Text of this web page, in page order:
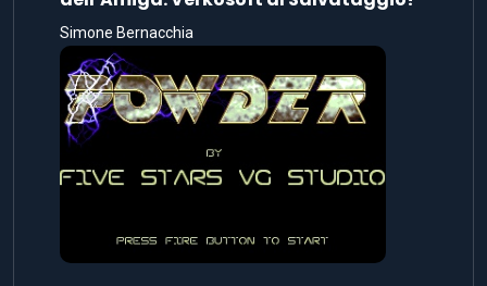
Simone Bernacchia